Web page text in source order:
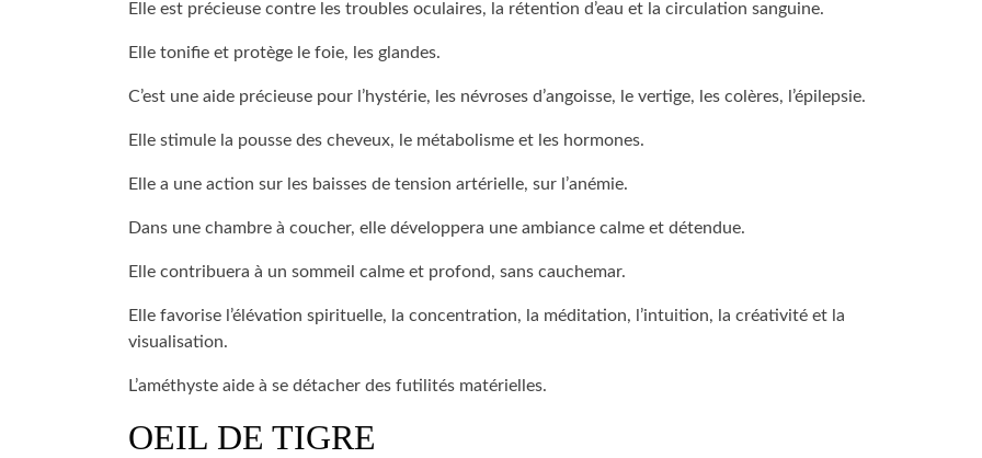
Elle est précieuse contre les troubles oculaires, la rétention d’eau et la circulation sanguine.
Elle tonifie et protège le foie, les glandes.
C’est une aide précieuse pour l’hystérie, les névroses d’angoisse, le vertige, les colères, l’épilepsie.
Elle stimule la pousse des cheveux, le métabolisme et les hormones.
Elle a une action sur les baisses de tension artérielle, sur l’anémie.
Dans une chambre à coucher, elle développera une ambiance calme et détendue.
Elle contribuera à un sommeil calme et profond, sans cauchemar.
Elle favorise l’élévation spirituelle, la concentration, la méditation, l’intuition, la créativité et la
visualisation.
L’améthyste aide à se détacher des futilités matérielles.
OEIL DE TIGRE